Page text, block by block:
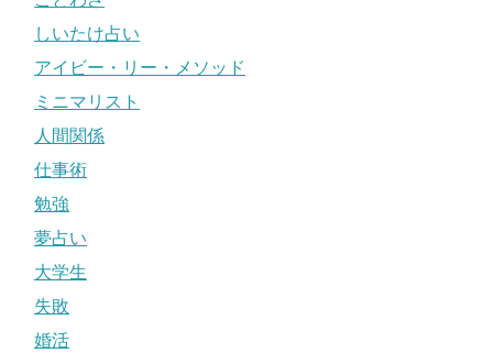
しいたけ占い
アイビー・リー・メソッド
ミニマリスト
人間関係
仕事術
勉強
夢占い
大学生
失敗
婚活